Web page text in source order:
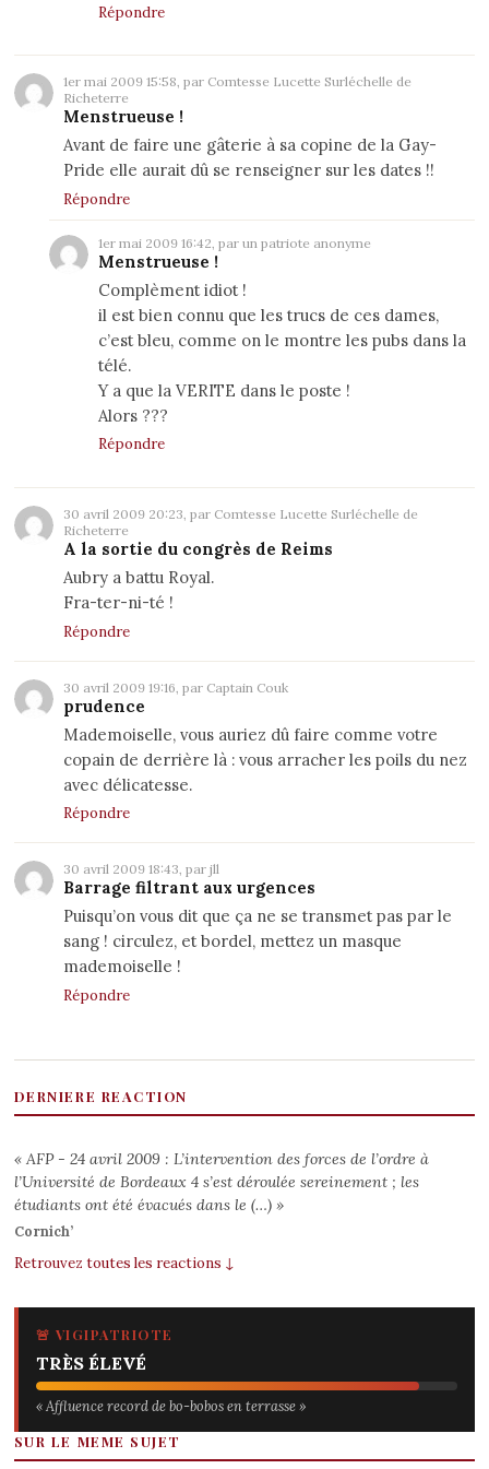
Répondre
1er mai 2009 15:58, par Comtesse Lucette Surléchelle de
Richeterre
Menstrueuse !
Avant de faire une gâterie à sa copine de la Gay-
Pride elle aurait dû se renseigner sur les dates !!
Répondre
1er mai 2009 16:42, par un patriote anonyme
Menstrueuse !
Complèment idiot !
il est bien connu que les trucs de ces dames,
c’est bleu, comme on le montre les pubs dans la
télé.
Y a que la VERITE dans le poste !
Alors ???
Répondre
30 avril 2009 20:23, par Comtesse Lucette Surléchelle de
Richeterre
A la sortie du congrès de Reims
Aubry a battu Royal.
Fra-ter-ni-té !
Répondre
30 avril 2009 19:16, par Captain Couk
prudence
Mademoiselle, vous auriez dû faire comme votre
copain de derrière là : vous arracher les poils du nez
avec délicatesse.
Répondre
30 avril 2009 18:43, par jll
Barrage filtrant aux urgences
Puisqu’on vous dit que ça ne se transmet pas par le
sang ! circulez, et bordel, mettez un masque
mademoiselle !
Répondre
DERNIERE REACTION
« AFP - 24 avril 2009 : L’intervention des forces de l’ordre à
l’Université de Bordeaux 4 s’est déroulée sereinement ; les
étudiants ont été évacués dans le (…) »
Cornich’
Retrouvez toutes les reactions ↓
🚨 VIGIPATRIOTE
TRÈS ÉLEVÉ
« Affluence record de bo-bobos en terrasse »
SUR LE MEME SUJET